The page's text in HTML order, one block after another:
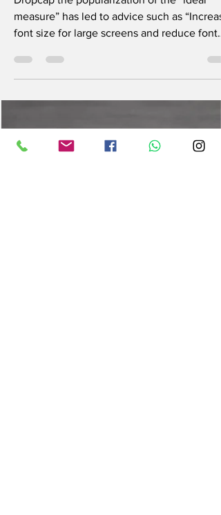
VR with Power Rangers
and Snapdragon 835
Dropcap the popularization of the “ideal